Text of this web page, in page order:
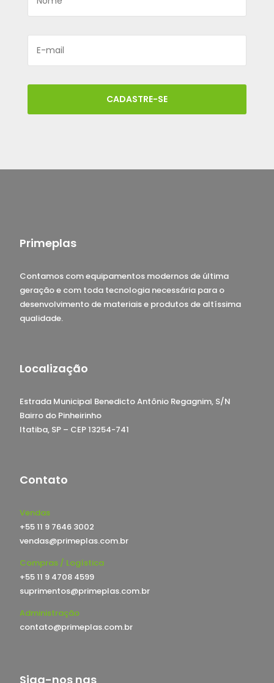
CADASTRE-SE
Primeplas
Contamos com equipamentos modernos de última
geração e com toda tecnologia necessária para o
desenvolvimento de materiais e produtos de altíssima
qualidade.
Localização
Estrada Municipal Benedicto Antônio Regagnim, S/N
Bairro do Pinheirinho
Itatiba, SP – CEP 13254-741
Contato
Vendas
+55 11 9 7646 3002
vendas@primeplas.com.br
Compras / Logística
+55 11 9 4708 4599
suprimentos@primeplas.com.br
Administração
contato@primeplas.com.br
Siga-nos nas